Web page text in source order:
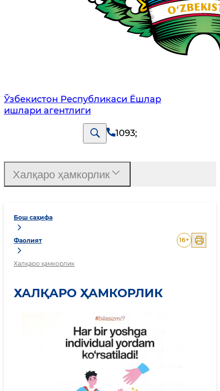
Ўзбекистон Республикаси Ёшлар
ишлари агентлиги
1093;
Бош саҳифа
Фаолият
Халқаро ҳамкорлик
16+
ХАЛҚАРО ҲАМКОРЛИК
Халқаро ҳамкорлик